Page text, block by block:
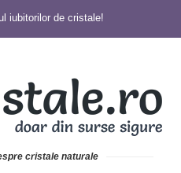
iubitorilor de cristale!
cristale naturale